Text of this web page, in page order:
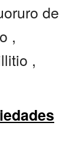
de
,
,